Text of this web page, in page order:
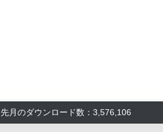
先月のダウンロード数：3,576,106